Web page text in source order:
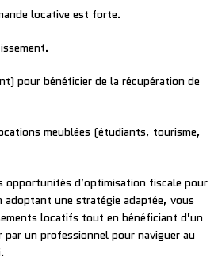
locative est forte.
pour bénéficier de la récupération de
meublées (étudiants, tourisme,
d’optimisation fiscale pour
une stratégie adaptée, vous
locatifs tout en bénéficiant d’un
par un professionnel pour naviguer au